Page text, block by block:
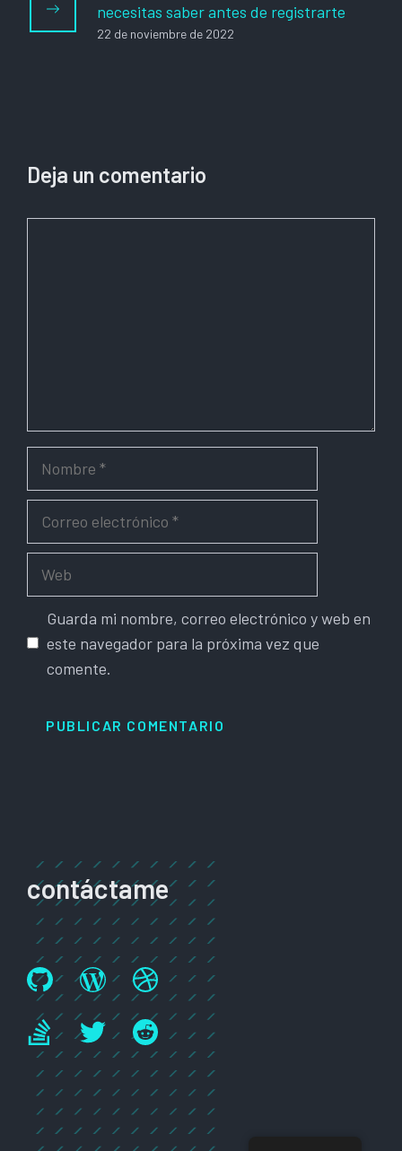
necesitas saber antes de registrarte
22 de noviembre de 2022
Deja un comentario
Guarda mi nombre, correo electrónico y web en
este navegador para la próxima vez que
comente.
contáctame